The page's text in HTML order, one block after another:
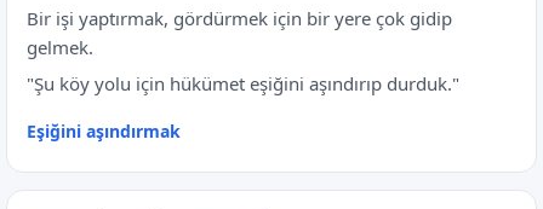
Bir işi yaptırmak, gördürmek için bir yere çok gidip
gelmek.
"Şu köy yolu için hükümet eşiğini aşındırıp durduk."
Eşiğini aşındırmak